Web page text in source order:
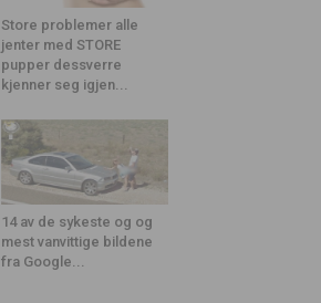
Store problemer alle
jenter med STORE
pupper dessverre
kjenner seg igjen...
14 av de sykeste og og
mest vanvittige bildene
fra Google...